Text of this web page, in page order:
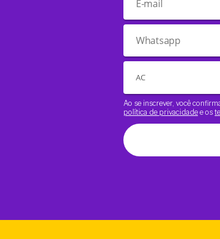
Ao se inscrever, você
política de privacidade e os